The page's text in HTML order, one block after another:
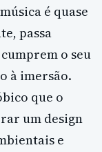
é quase
passa
o seu
à imersão.
que o
um design
e